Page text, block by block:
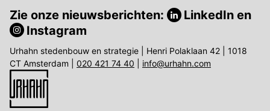
Zie onze nieuwsberichten: LinkedIn en
Instagram
Urhahn stedenbouw en strategie | Henri Polaklaan 42 | 1018
CT Amsterdam | 020 421 74 40 info@urhahn.com